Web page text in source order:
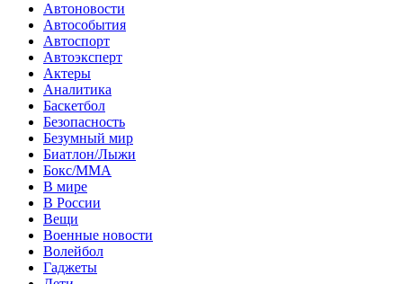
Автоновости
Автособытия
Автоспорт
Автоэксперт
Актеры
Аналитика
Баскетбол
Безопасность
Безумный мир
Биатлон/Лыжи
Бокс/MMA
В мире
В России
Вещи
Военные новости
Волейбол
Гаджеты